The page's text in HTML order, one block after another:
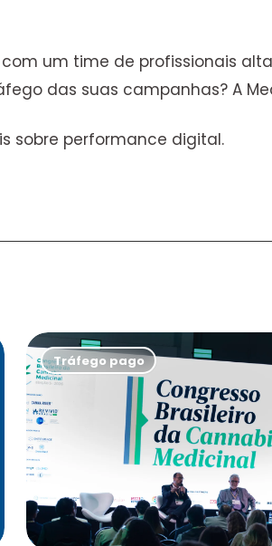
um time de profissionais
das suas campanhas? A
sobre performance digital.
Tráfego pago